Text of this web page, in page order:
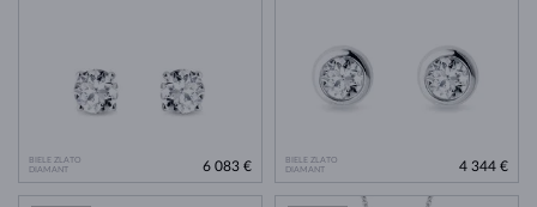
BIELE ZLATO
DIAMANT
6 083 €
BIELE ZLATO
DIAMANT
4 344 €